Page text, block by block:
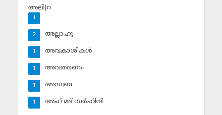
അലി(റ
1
അല്ലാഹു
2
അവകാശികള്‍
1
അവതരണം
1
അസ്വബ
1
അഹ് മദ് സര്‍ഹിന്ദി
1